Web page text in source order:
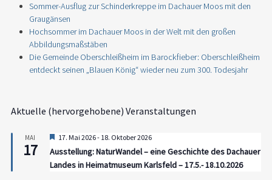
Sommer-Ausflug zur Schinderkreppe im Dachauer Moos mit den
Graugänsen
Hochsommer im Dachauer Moos in der Welt mit den großen
Abbildungsmaßstäben
Die Gemeinde Oberschleißheim im Barockfieber: Oberschleißheim
entdeckt seinen „Blauen König“ wieder neu zum 300. Todesjahr
Aktuelle (hervorgehobene) Veranstaltungen
MAI
17
Hervorgehoben
17. Mai 2026- 18. Oktober 2026
Ausstellung: NaturWandel – eine Geschichte des Dachauer
Landes in Heimatmuseum Karlsfeld – 17.5.- 18.10.2026